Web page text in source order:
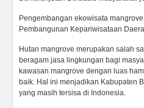
Pengembangan ekowisata
Pembangunan Kepariwisataan
Hutan mangrove merupakan salah
beragam jasa lingkungan bagi
kawasan mangrove dengan luas
baik. Hal ini menjadikan Kabupaten
yang masih tersisa di Indonesia.